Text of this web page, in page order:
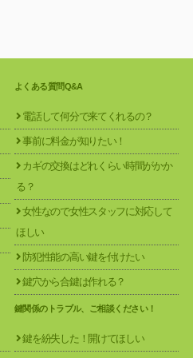
よくある質問Q&A
電話して何分で来てくれるの？
事前に料金が知りたい！
カギの交換はどれくらい時間がかか
る？
女性なので女性スタッフに対応して
ほしい
防犯性能の高い鍵を付けたい
鍵穴から合鍵は作れる？
鍵関係のトラブル、ご相談ください！
鍵を紛失した！開けてほしい